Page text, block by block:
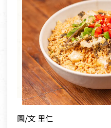
圖/文 里仁